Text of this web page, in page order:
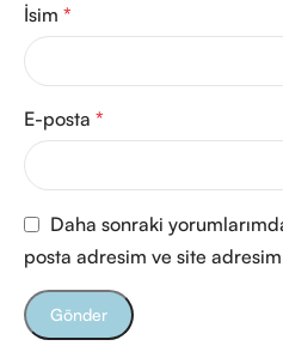
İsim *
E-posta *
Daha sonraki
posta adresim ve site